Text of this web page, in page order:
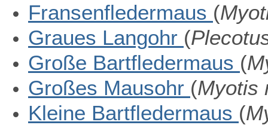
Fransenfledermaus (
Graues Langohr (
Große Bartfledermaus (
Großes Mausohr (Myotis
Kleine Bartfledermaus (